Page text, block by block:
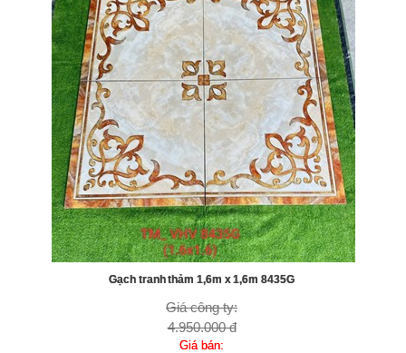
Gạch tranh thảm 1,6m x 1,6m 8435G
Giá công ty:
4.950.000 đ
Giá bán: